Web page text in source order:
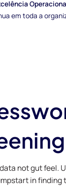
em toda a
not gut feel.
in finding